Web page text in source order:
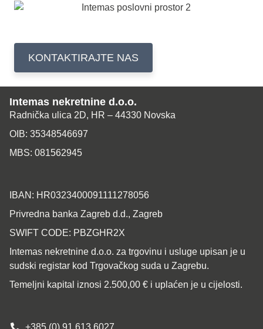
KONTAKTIRAJTE NAS
Intemas nekretnine d.o.o.
Radnička ulica 2D, HR – 44330 Novska
OIB: 35348546697
MBS: 081562945
IBAN: HR0323400091111278056
Privredna banka Zagreb d.d., Zagreb
SWIFT CODE: PBZGHR2X
Intemas nekretnine d.o.o. za trgovinu i usluge upisan je u
sudski registar kod Trgovačkog suda u Zagrebu.
Temeljni kapital iznosi 2.500,00 € i uplaćen je u cijelosti.
+385 (0) 91 613 6027